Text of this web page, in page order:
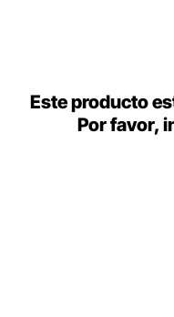
Este producto
Por favor,